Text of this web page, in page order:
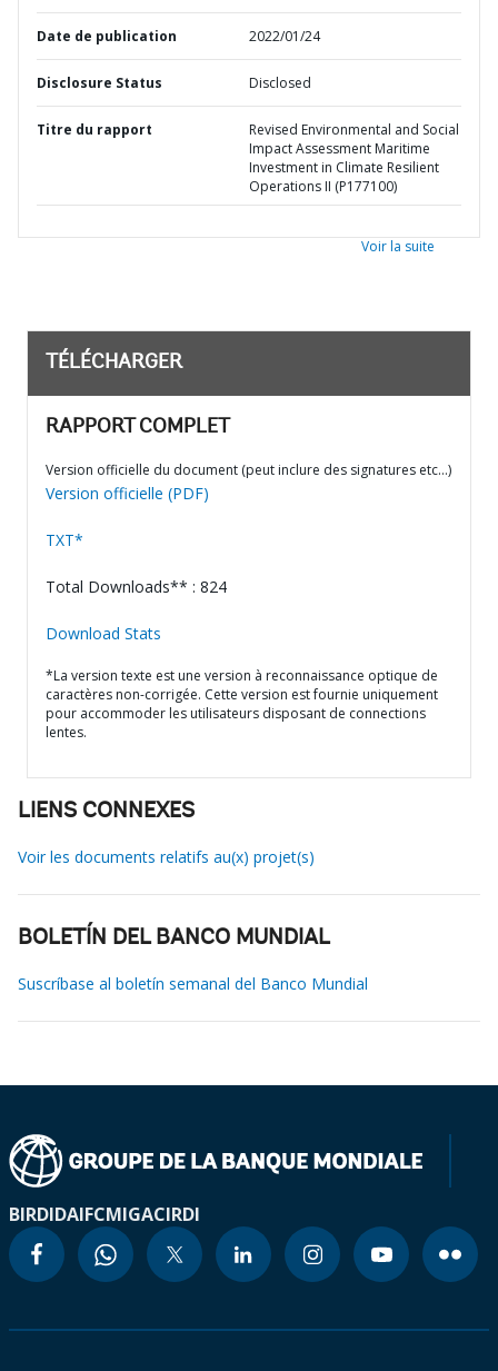
Date de publication 2022/01/24
Disclosure Status Disclosed
Titre du rapport
Revised Environmental and Social
Impact Assessment Maritime
Investment in Climate Resilient
Operations II (P177100)
Voir la suite
TÉLÉCHARGER
RAPPORT COMPLET
Version officielle du document (peut inclure des signatures etc…)
Version officielle (PDF)
TXT*
Total Downloads** : 824
Download Stats
*La version texte est une version à reconnaissance optique de
caractères non-corrigée. Cette version est fournie uniquement
pour accommoder les utilisateurs disposant de connections
lentes.
LIENS CONNEXES
Voir les documents relatifs au(x) projet(s)
BOLETÍN DEL BANCO MUNDIAL
Suscríbase al boletín semanal del Banco Mundial
BIRDIDAIFCMIGACIRDI